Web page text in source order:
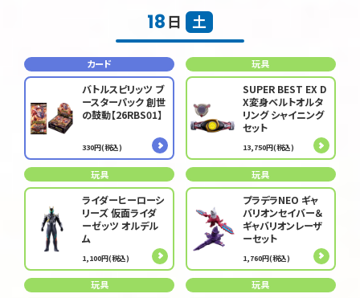
18日 土
カード
バトルスピリッツ ブ
ースターパック 創世
の鼓動【26RBS01】
330円(税込)
玩具
SUPER BEST EX D
X変身ベルトオルタ
リング シャイニング
セット
13,750円(税込)
玩具
ライダーヒーローシ
リーズ 仮面ライダ
ーゼッツ オルデル
ム
1,100円(税込)
玩具
プラデラNEO ギャ
バリオンセイバー＆
ギャバリオンレーザ
ーセット
1,760円(税込)
玩具 玩具